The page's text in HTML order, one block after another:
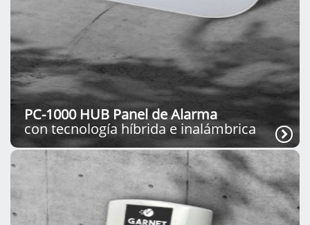
PC-1000 HUB Panel de Alarma
con tecnología híbrida e inalámbrica